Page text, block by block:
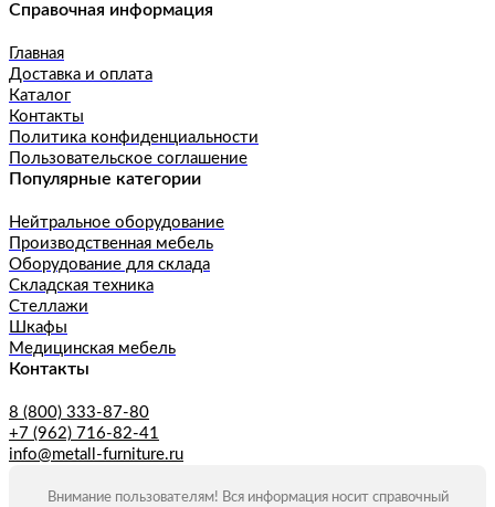
Справочная информация
Главная
Доставка и оплата
Каталог
Контакты
Политика конфиденциальности
Пользовательское соглашение
Популярные категории
Нейтральное оборудование
Производственная мебель
Оборудование для склада
Складская техника
Стеллажи
Шкафы
Медицинская мебель
Контакты
8 (800) 333-87-80
+7 (962) 716-82-41
info@metall-furniture.ru
Внимание пользователям! Вся информация носит справочный